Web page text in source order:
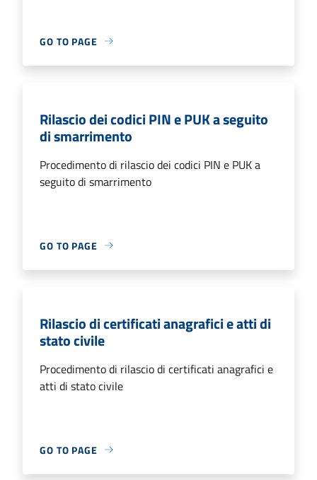
GO TO PAGE
Rilascio dei codici PIN e PUK a seguito
di smarrimento
Procedimento di rilascio dei codici PIN e PUK a
seguito di smarrimento
GO TO PAGE
Rilascio di certificati anagrafici e atti di
stato civile
Procedimento di rilascio di certificati anagrafici e
atti di stato civile
GO TO PAGE